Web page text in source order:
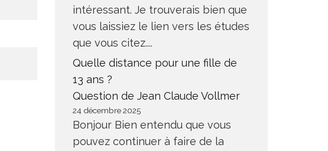
intéressant. Je trouverais bien que
vous laissiez le lien vers les études
que vous citez....
Quelle distance pour une fille de
13 ans ?
Question de Jean Claude Vollmer
24 décembre 2025
Bonjour Bien entendu que vous
pouvez continuer à faire de la